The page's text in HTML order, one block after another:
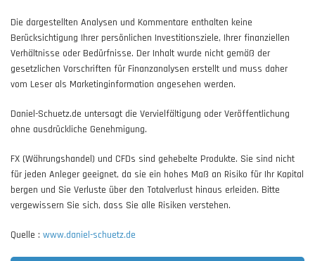
Die dargestellten Analysen und Kommentare enthalten keine
Berücksichtigung Ihrer persönlichen Investitionsziele, Ihrer finanziellen
Verhältnisse oder Bedürfnisse. Der Inhalt wurde nicht gemäß der
gesetzlichen Vorschriften für Finanzanalysen erstellt und muss daher
vom Leser als Marketinginformation angesehen werden.
Daniel-Schuetz.de untersagt die Vervielfältigung oder Veröffentlichung
ohne ausdrückliche Genehmigung.
FX (Währungshandel) und CFDs sind gehebelte Produkte. Sie sind nicht
für jeden Anleger geeignet, da sie ein hohes Maß an Risiko für Ihr Kapital
bergen und Sie Verluste über den Totalverlust hinaus erleiden. Bitte
vergewissern Sie sich, dass Sie alle Risiken verstehen.
Quelle : www.daniel-schuetz.de